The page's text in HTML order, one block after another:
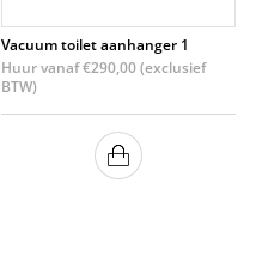
Vacuum toilet aanhanger 1
Huur vanaf€290,00(exclusief
BTW)